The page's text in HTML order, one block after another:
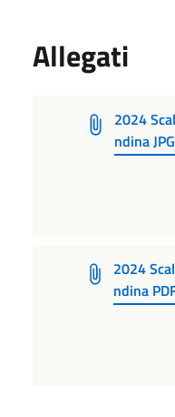
Allegati
2024
ndina JPG
2024
ndina